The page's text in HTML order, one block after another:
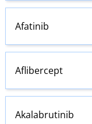
Afatinib
Aflibercept
Akalabrutinib